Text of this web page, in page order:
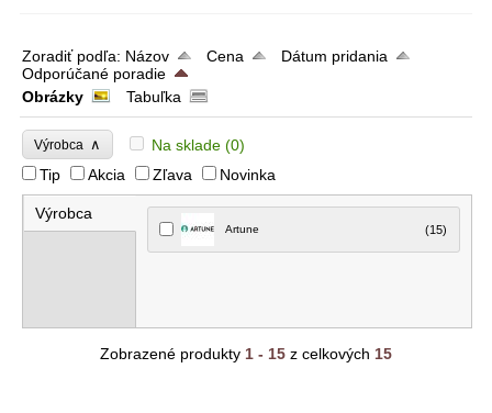
Zoradiť podľa: Názov Cena
Dátum pridania
Odporúčané poradie
Obrázky
Tabuľka
Výrobca ∧ Na sklade (0)
Tip
Akcia Zľava Novinka
Výrobca
Artune (15)
Zobrazené produkty 1 - 15 z celkových 15